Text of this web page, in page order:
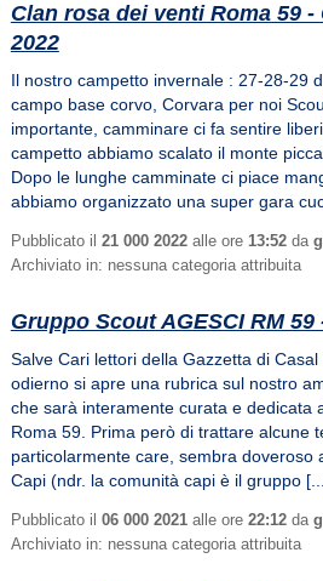
Clan rosa dei venti Roma 59
2022
Il nostro campetto invernale : 27-28-29
campo base corvo, Corvara per noi
importante, camminare ci fa sentire
campetto abbiamo scalato il monte
Dopo le lunghe camminate ci piace
abbiamo organizzato una super gara
Pubblicato il 21 000 2022 alle ore 13:52 da
Archiviato in: nessuna categoria attribuita
Gruppo Scout AGESCI RM 59
Salve Cari lettori della Gazzetta di
odierno si apre una rubrica sul nostro
che sarà interamente curata e dedicata
Roma 59. Prima però di trattare alcune
particolarmente care, sembra doveroso
Capi (ndr. la comunità capi è il gruppo
Pubblicato il 06 000 2021 alle ore 22:12 da
Archiviato in: nessuna categoria attribuita